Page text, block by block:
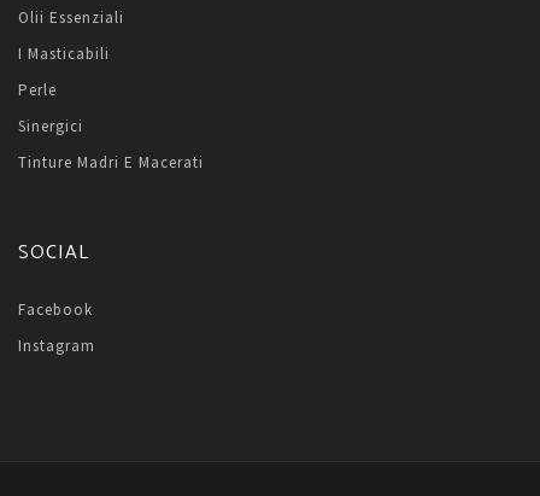
Olii Essenziali
I Masticabili
Perle
Sinergici
Tinture Madri E Macerati
SOCIAL
Facebook
Instagram